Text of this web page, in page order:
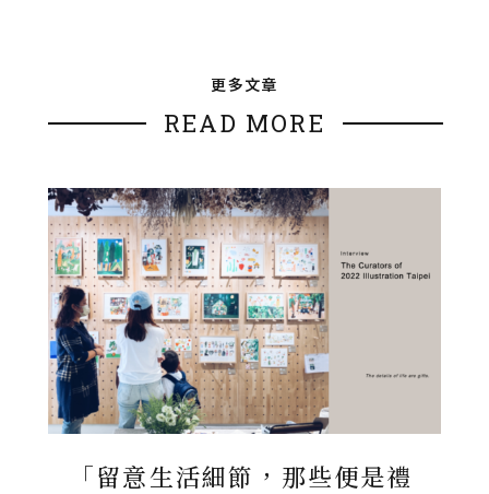
更多文章
READ MORE
「留意生活細節，那些便是禮